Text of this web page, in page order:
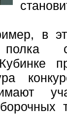
в эти
полка